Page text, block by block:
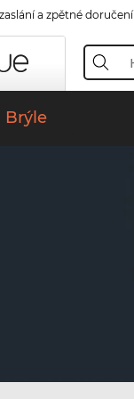
a zpětné doručení
Brýle